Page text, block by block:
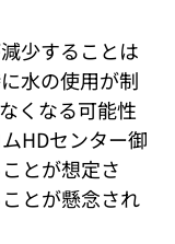
少することは
水の使用が制
くなる可能性
HDセンター御
とが想定さ
とが懸念され